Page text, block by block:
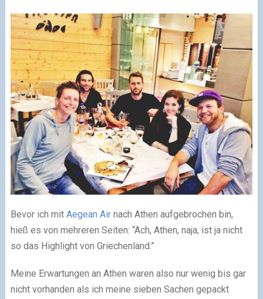
Bevor ich mit Aegean Airnach Athen aufgebrochen bin,
hieß es von mehreren Seiten: “Ach, Athen, naja, ist ja nicht
so das Highlight von Griechenland.”
Meine Erwartungen an Athen waren also nur wenig bis gar
nicht vorhanden als ich meine sieben Sachen gepackt